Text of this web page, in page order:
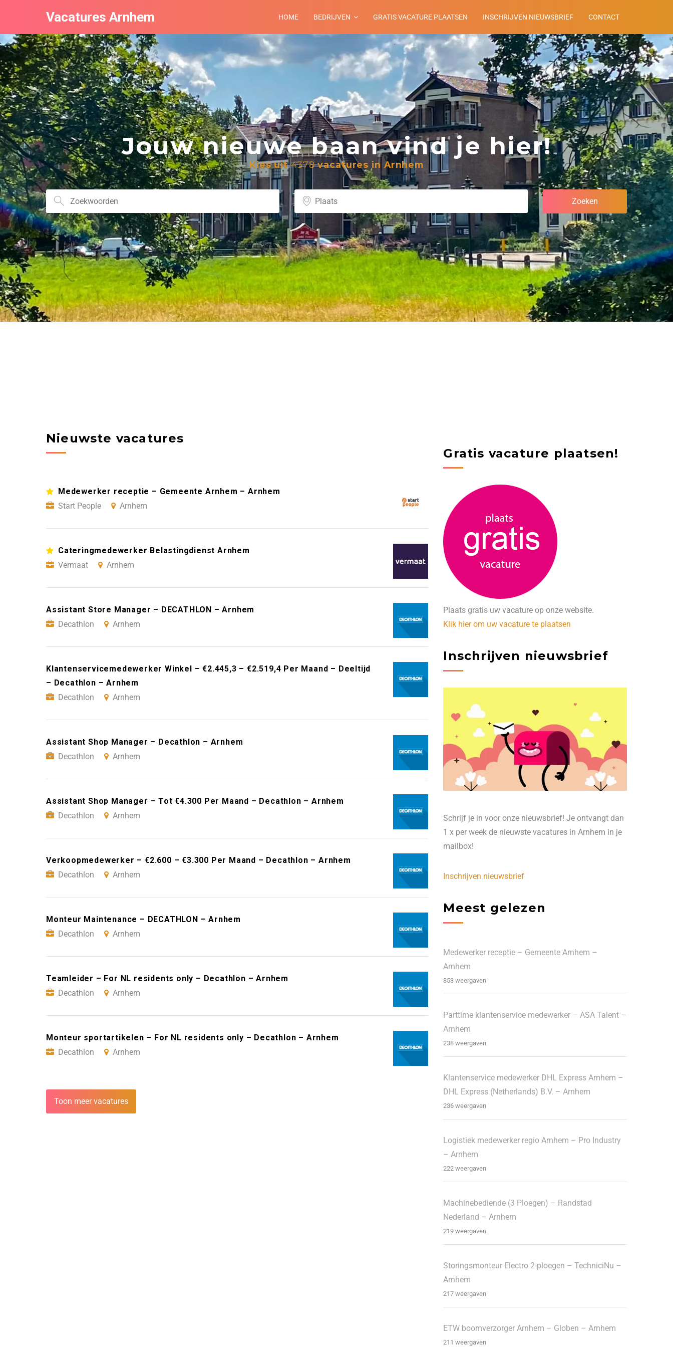
Vacatures Arnhem HOME BEDRIJVEN GRATIS VACATURE PLAATSEN INSCHRIJVEN NIEUWSBRIEF CONTACT
Jouw nieuwe baan vind je hier!
Kies uit4378vacatures in Arnhem
Nieuwste vacatures
Medewerker receptie – Gemeente Arnhem – Arnhem
Start People
Arnhem
Cateringmedewerker Belastingdienst Arnhem
Vermaat
Arnhem
Assistant Store Manager – DECATHLON – Arnhem
Decathlon
Arnhem
Klantenservicemedewerker Winkel – €2.445,3 – €2.519,4 Per Maand – Deeltijd
– Decathlon – Arnhem
Decathlon
Arnhem
Assistant Shop Manager – Decathlon – Arnhem
Decathlon
Arnhem
Assistant Shop Manager – Tot €4.300 Per Maand – Decathlon – Arnhem
Decathlon
Arnhem
Verkoopmedewerker – €2.600 – €3.300 Per Maand – Decathlon – Arnhem
Decathlon
Arnhem
Monteur Maintenance – DECATHLON – Arnhem
Decathlon
Arnhem
Teamleider – For NL residents only – Decathlon – Arnhem
Decathlon
Arnhem
Monteur sportartikelen – For NL residents only – Decathlon – Arnhem
Decathlon
Arnhem
Toon meer vacatures
Gratis vacature plaatsen!
Plaats gratis uw vacature op onze website.
Klik hier om uw vacature te plaatsen
Inschrijven nieuwsbrief
Schrijf je in voor onze nieuwsbrief! Je ontvangt dan
1 x per week de nieuwste vacatures in Arnhem in je
mailbox!
Inschrijven nieuwsbrief
Meest gelezen
Medewerker receptie – Gemeente Arnhem –
Arnhem
853 weergaven
Parttime klantenservice medewerker – ASA Talent –
Arnhem
238 weergaven
Klantenservice medewerker DHL Express Arnhem –
DHL Express (Netherlands) B.V. – Arnhem
236 weergaven
Logistiek medewerker regio Arnhem – Pro Industry
– Arnhem
222 weergaven
Machinebediende (3 Ploegen) – Randstad
Nederland – Arnhem
219 weergaven
Storingsmonteur Electro 2-ploegen – TechniciNu –
Arnhem
217 weergaven
ETW boomverzorger Arnhem – Globen – Arnhem
211 weergaven